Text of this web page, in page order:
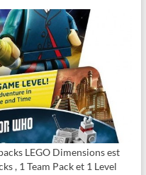
LEGO Dimensions est
, 1 Team Pack et 1 Level